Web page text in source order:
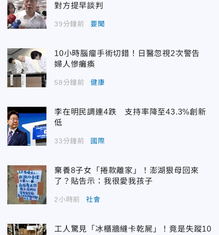
對方提早談判
39分鐘前 要聞
10小時腦瘤手術切錯！日醫忽視2次警告
婦人慘癱瘓
58分鐘前 健康
李在明民調連4跌 支持率降至43.3%創新
低
33分鐘前 國際
棄養8子女「捲款離家」！澎湖狠母回來
了？貼告示：我很愛我孩子
2小時前 社會
工人驚見「冰櫃牆縫卡乾屍」！竟是失蹤10